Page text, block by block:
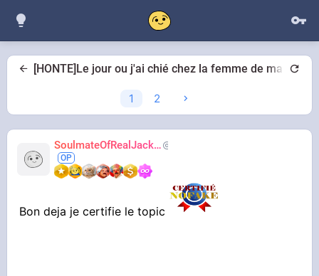
[HONTE]Le jour ou j'ai chié chez la femme de ma vie
1 2
SoulmateOfRealJackie
Bon deja je certifie le topic